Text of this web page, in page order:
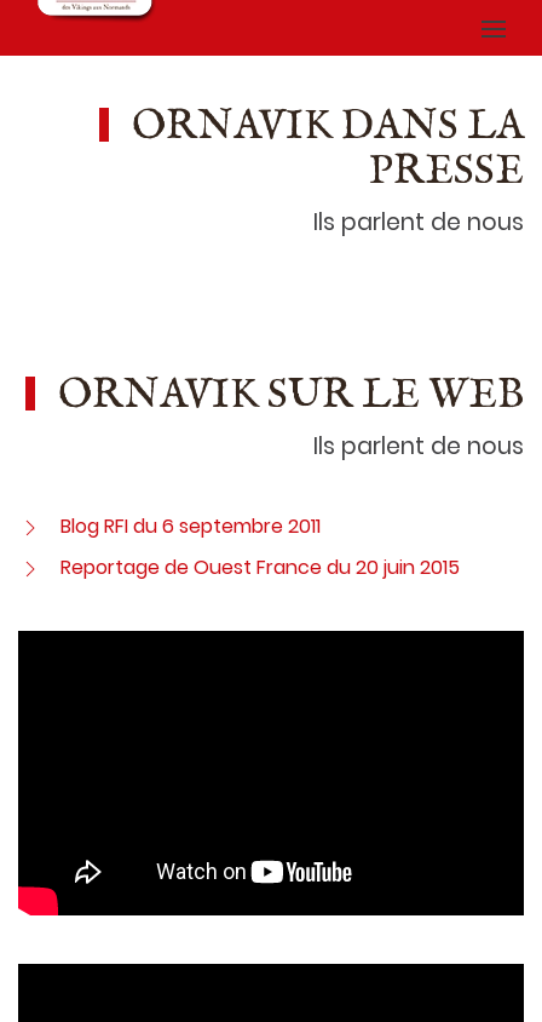
ORNAVIK DANS LA
PRESSE
Ils parlent de nous
ORNAVIK SUR LE WEB
Ils parlent de nous
Blog RFI du 6 septembre 2011
Reportage de Ouest France du 20 juin 2015